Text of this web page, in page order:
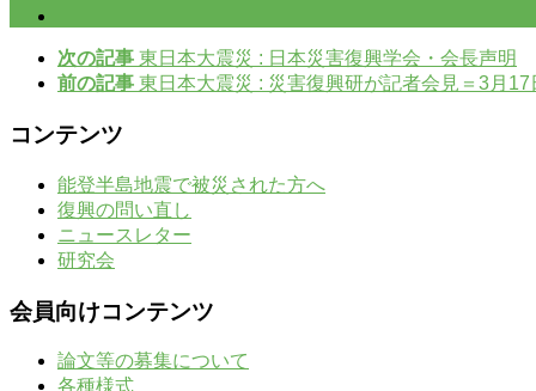
次の記事 東日本大震災 : 日本災害復興学会・会長声明
前の記事 東日本大震災 : 災害復興研が記者会見＝3月17
コンテンツ
能登半島地震で被災された方へ
復興の問い直し
ニュースレター
研究会
会員向けコンテンツ
論文等の募集について
各種様式